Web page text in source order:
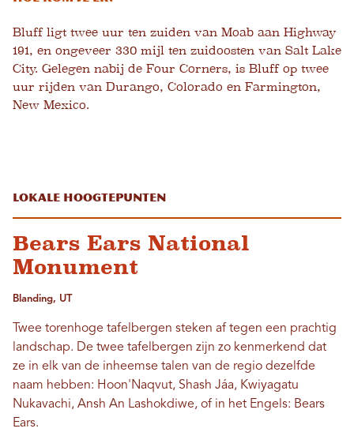
Bluff ligt twee uur ten zuiden van Moab aan Highway
191, en ongeveer 330 mijl ten zuidoosten van Salt Lake
City. Gelegen nabij de Four Corners, is Bluff op twee
uur rijden van Durango, Colorado en Farmington,
New Mexico.
Lokale hoogtepunten
Bears Ears National
Monument
Blanding, UT
Twee torenhoge tafelbergen steken af ​​tegen een prachtig
landschap. De twee tafelbergen zijn zo kenmerkend dat
ze in elk van de inheemse talen van de regio dezelfde
naam hebben: Hoon'Naqvut, Shash Jáa, Kwiyagatu
Nukavachi, Ansh An Lashokdiwe, of in het Engels: Bears
Ears.